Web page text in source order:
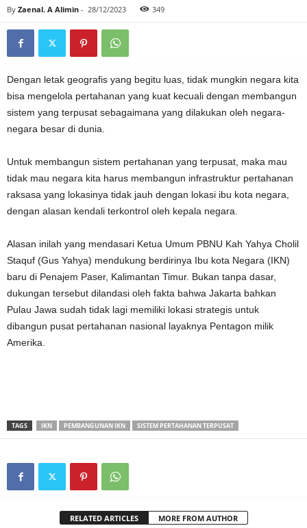
By Zaenal. A Alimin - 28/12/2023 349
Dengan letak geografis yang begitu luas, tidak mungkin negara kita
bisa mengelola pertahanan yang kuat kecuali dengan membangun
sistem yang terpusat sebagaimana yang dilakukan oleh negara-
negara besar di dunia.
Untuk membangun sistem pertahanan yang terpusat, maka mau
tidak mau negara kita harus membangun infrastruktur pertahanan
raksasa yang lokasinya tidak jauh dengan lokasi ibu kota negara,
dengan alasan kendali terkontrol oleh kepala negara.
Alasan inilah yang mendasari Ketua Umum PBNU Kah Yahya Cholil
Staquf (Gus Yahya) mendukung berdirinya Ibu kota Negara (IKN)
baru di Penajem Paser, Kalimantan Timur. Bukan tanpa dasar,
dukungan tersebut dilandasi oleh fakta bahwa Jakarta bahkan
Pulau Jawa sudah tidak lagi memiliki lokasi strategis untuk
dibangun pusat pertahanan nasional layaknya Pentagon milik
Amerika.
TAGS IKN PEMBANGUNAN IKN SISTEM PERTAHANAN TERPUSAT
RELATED ARTICLES MORE FROM AUTHOR